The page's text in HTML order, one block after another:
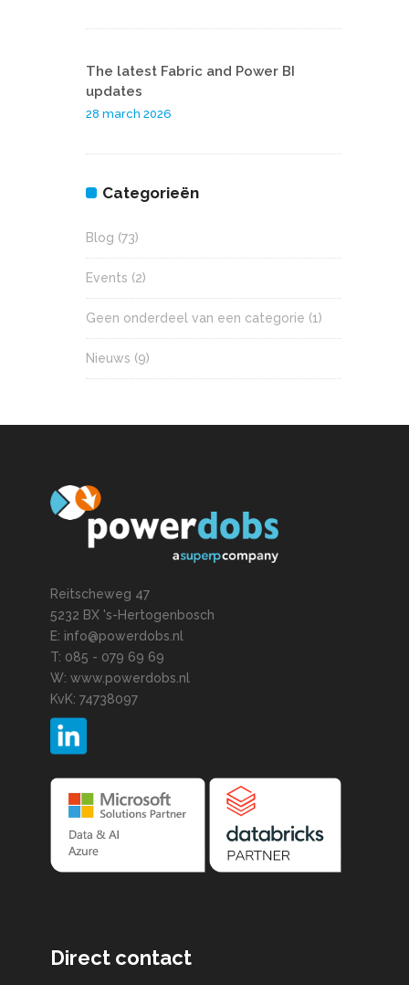
The latest Fabric and Power BI
updates
28 march 2026
Categorieën
Blog (73)
Events (2)
Geen onderdeel van een categorie (1)
Nieuws (9)
Reitscheweg 47
5232 BX 's-Hertogenbosch
E: info@powerdobs.nl
T: 085 - 079 69 69
W: www.powerdobs.nl
KvK: 74738097
Direct contact